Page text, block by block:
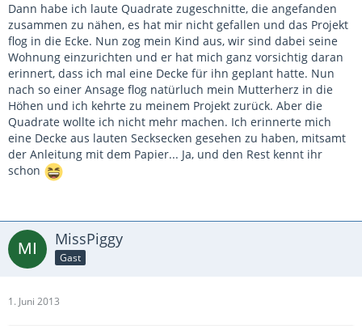
Dann habe ich laute Quadrate zugeschnitte, die angefanden
zusammen zu nähen, es hat mir nicht gefallen und das Projekt
flog in die Ecke. Nun zog mein Kind aus, wir sind dabei seine
Wohnung einzurichten und er hat mich ganz vorsichtig daran
erinnert, dass ich mal eine Decke für ihn geplant hatte. Nun
nach so einer Ansage flog natürluch mein Mutterherz in die
Höhen und ich kehrte zu meinem Projekt zurück. Aber die
Quadrate wollte ich nicht mehr machen. Ich erinnerte mich
eine Decke aus lauten Secksecken gesehen zu haben, mitsamt
der Anleitung mit dem Papier... Ja, und den Rest kennt ihr
schon
MissPiggy
Gast
1. Juni 2013